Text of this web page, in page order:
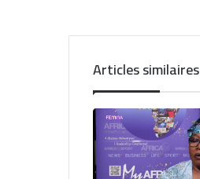
Articles similaires